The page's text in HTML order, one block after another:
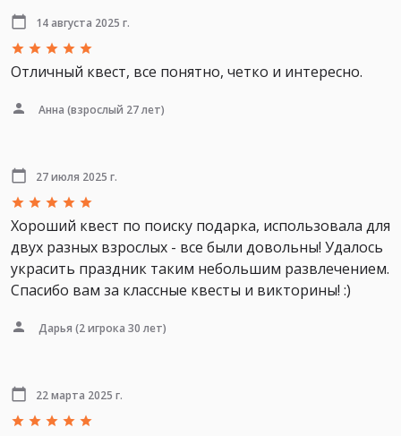
14 августа 2025 г.
Отличный квест, все понятно, четко и интересно.
Анна (взрослый 27 лет)
27 июля 2025 г.
Хороший квест по поиску подарка, использовала для
двух разных взрослых - все были довольны! Удалось
украсить праздник таким небольшим развлечением.
Спасибо вам за классные квесты и викторины! :)
Дарья (2 игрока 30 лет)
22 марта 2025 г.